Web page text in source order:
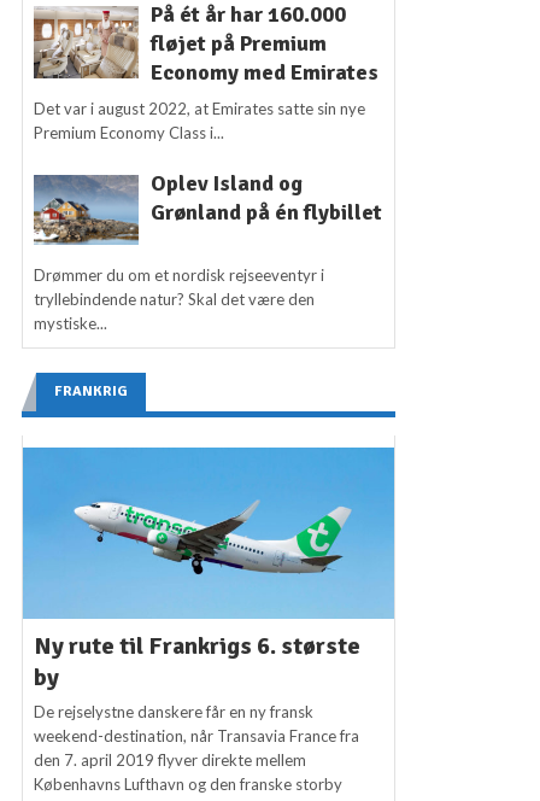
På ét år har 160.000
fløjet på Premium
Economy med Emirates
Det var i august 2022, at Emirates satte sin nye
Premium Economy Class i...
Oplev Island og
Grønland på én flybillet
Drømmer du om et nordisk rejseeventyr i
tryllebindende natur? Skal det være den
mystiske...
FRANKRIG
Ny rute til Frankrigs 6. største
by
De rejselystne danskere får en ny fransk
weekend-destination, når Transavia France fra
den 7. april 2019 flyver direkte mellem
Københavns Lufthavn og den franske storby